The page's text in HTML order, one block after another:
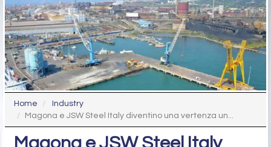
Home
Industry
Magona e JSW Steel Italy diventino una vertenza un...
Magona e JSW Steel Italy